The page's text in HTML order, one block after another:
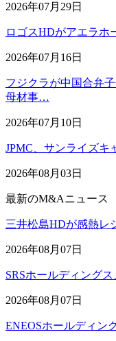
2026年07月29日
ロゴスHDがアエラホ
2026年07月16日
フジクラが中国合弁
母材事…
2026年07月10日
JPMC、サンライズキ
2026年08月03日
最新のM&Aニュース
三井松島HDが感熱レ
2026年08月07日
SRSホールディング
2026年08月07日
ENEOSホールディン